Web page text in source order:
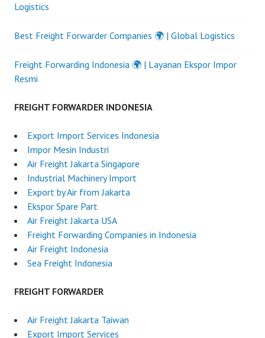
Logistics
Best Freight Forwarder Companies 🌍 | Global Logistics
Freight Forwarding Indonesia 🌍 | Layanan Ekspor Impor
Resmi
FREIGHT FORWARDER INDONESIA
Export Import Services Indonesia
Impor Mesin Industri
Air Freight Jakarta Singapore
Industrial Machinery Import
Export by Air from Jakarta
Ekspor Spare Part
Air Freight Jakarta USA
Freight Forwarding Companies in Indonesia
Air Freight Indonesia
Sea Freight Indonesia
FREIGHT FORWARDER
Air Freight Jakarta Taiwan
Export Import Services